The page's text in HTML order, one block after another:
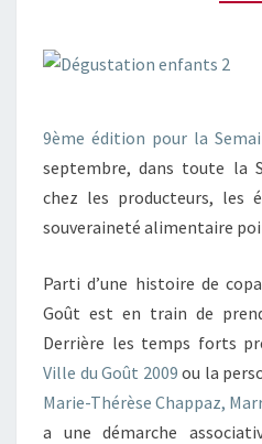
9ème édition pour la
septembre, dans toute la
chez les producteurs, les
souveraineté alimentaire
Parti d’une histoire de
Goût est en train de
Derrière les temps forts
Ville du Goût 2009 ou la
Marie-Thérèse Chappaz,
a une démarche